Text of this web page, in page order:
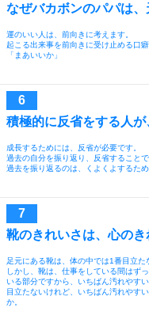
なぜバカボンのパパは、
運のいい人は、前向きに考えます。
起こる出来事を前向きに受け止める口
「まあいいか」
積極的に反省をする人が
成長するためには、反省が必要です。
過去の自分を振り返り、反省することで
過去を振り返るのは、くよくよするため
靴のきれいさは、心のき
足元にある靴は、体の中では1番目立た
しかし、靴は、仕事をしている間はず
いる部分ですから、いちばん汚れやすい
目立たないけれど、いちばん汚れやす
か。